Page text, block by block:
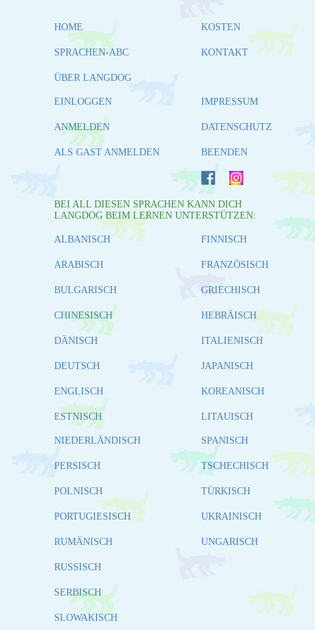
HOME
SPRACHEN-ABC
ÜBER LANGDOG
KOSTEN
KONTAKT
EINLOGGEN
ANMELDEN
ALS GAST ANMELDEN
IMPRESSUM
DATENSCHUTZ
BEENDEN
BEI ALL DIESEN SPRACHEN KANN DICH
LANGDOG BEIM LERNEN UNTERSTÜTZEN:
ALBANISCH
ARABISCH
BULGARISCH
CHINESISCH
DÄNISCH
DEUTSCH
ENGLISCH
ESTNISCH
FINNISCH
FRANZÖSISCH
GRIECHISCH
HEBRÄISCH
ITALIENISCH
JAPANISCH
KOREANISCH
LITAUISCH
NIEDERLÄNDISCH
PERSISCH
POLNISCH
PORTUGIESISCH
RUMÄNISCH
RUSSISCH
SERBISCH
SLOWAKISCH
SPANISCH
TSCHECHISCH
TÜRKISCH
UKRAINISCH
UNGARISCH